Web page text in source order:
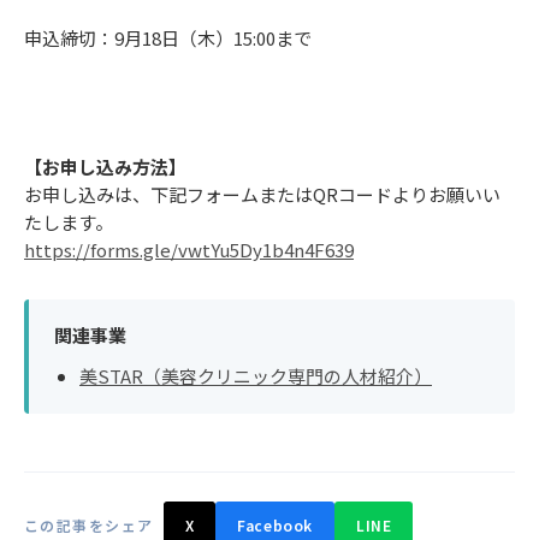
申込締切：9月18日（木）15:00まで
【お申し込み方法】
お申し込みは、下記フォームまたはQRコードよりお願いい
たします。
https://forms.gle/vwtYu5Dy1b4n4F639
関連事業
美STAR（美容クリニック専門の人材紹介）
この記事をシェア X Facebook LINE